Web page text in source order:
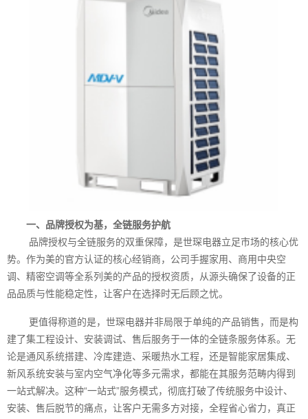
一、品牌授权为基，全链服务护航
品牌授权与全链服务的双重保障，是世琛电器立足市场的核心优
势。作为美的官方认证的核心经销商，公司手握家用、商用中央空
调、精密空调等全系列美的产品的授权资质，从源头确保了设备的正
品品质与性能稳定性，让客户在选择时无后顾之忧。
更值得称道的是，世琛电器并非局限于单纯的产品销售，而是构
建了集工程设计、安装调试、售后服务于一体的全链条服务体系。无
论是通风系统搭建、冷库建造、采暖热水工程，还是智能家居集成、
新风系统安装与室内空气净化等多元需求，都能在其服务范畴内得到
一站式解决。这种“一站式”服务模式，彻底打破了传统服务中设计、
安装、售后脱节的痛点，让客户无需多方对接，全程省心省力，真正